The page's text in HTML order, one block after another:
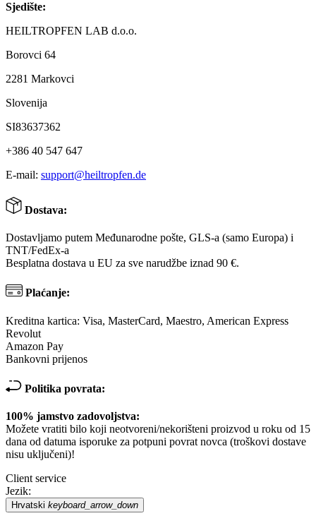
Sjedište:
HEILTROPFEN LAB d.o.o.
Borovci 64
2281 Markovci
Slovenija
SI83637362
+386 40 547 647
E-mail: support@heiltropfen.de
Dostava:
Dostavljamo putem Međunarodne pošte, GLS-a (samo Europa) i
TNT/FedEx-a
Besplatna dostava u EU za sve narudžbe iznad 90 €.
Plaćanje:
Kreditna kartica: Visa, MasterCard, Maestro, American Express
Revolut
Amazon Pay
Bankovni prijenos
Politika povrata:
100% jamstvo zadovoljstva:
Možete vratiti bilo koji neotvoreni/nekorišteni proizvod u roku od 15
dana od datuma isporuke za potpuni povrat novca (troškovi dostave
nisu uključeni)!
Client service
Jezik:
Hrvatski keyboard_arrow_down